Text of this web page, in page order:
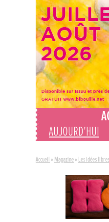
AUJOURD'HUI
Accueil » Magazine» Les idées libres